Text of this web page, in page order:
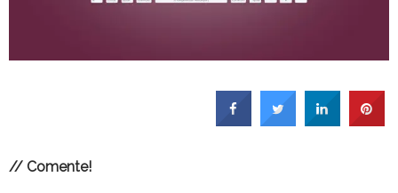
// Comente!